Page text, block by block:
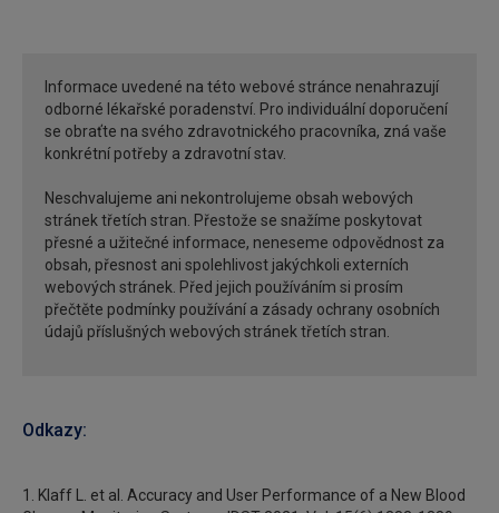
Informace uvedené na této webové stránce nenahrazují
odborné lékařské poradenství. Pro individuální doporučení
se obraťte na svého zdravotnického pracovníka, zná vaše
konkrétní potřeby a zdravotní stav.
Neschvalujeme ani nekontrolujeme obsah webových
stránek třetích stran. Přestože se snažíme poskytovat
přesné a užitečné informace, neneseme odpovědnost za
obsah, přesnost ani spolehlivost jakýchkoli externích
webových stránek. Před jejich používáním si prosím
přečtěte podmínky používání a zásady ochrany osobních
údajů příslušných webových stránek třetích stran.
Odkazy:
1. Klaff L. et al. Accuracy and User Performance of a New Blood